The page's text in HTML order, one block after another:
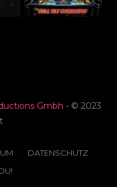
Gmbh - © 2023
DATENSCHUTZ